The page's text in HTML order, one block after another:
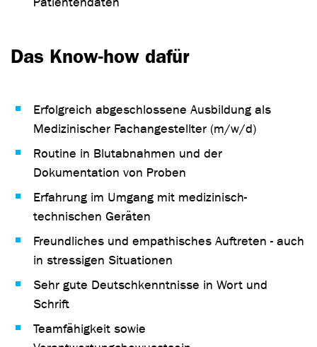
Das Know-how dafür
Erfolgreich abgeschlossene Ausbildung als
Medizinischer Fachangestellter (m/w/d)
Routine in Blutabnahmen und der
Dokumentation von Proben
Erfahrung im Umgang mit medizinisch-
technischen Geräten
Freundliches und empathisches Auftreten - auch
in stressigen Situationen
Sehr gute Deutschkenntnisse in Wort und
Schrift
Teamfähigkeit sowie